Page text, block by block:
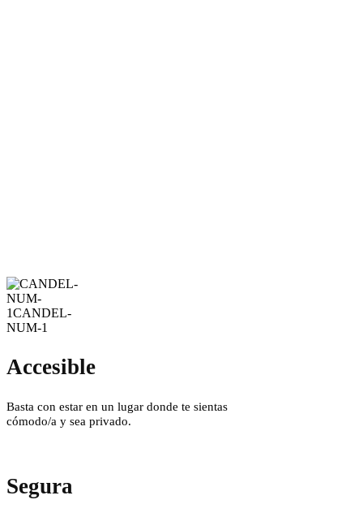
Accesible
Basta con estar en un lugar donde te sientas
cómodo/a y sea privado.
Segura